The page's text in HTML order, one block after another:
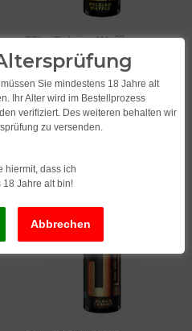
5EL - Belgian Waffle
10ml/120ml Longfill-Aroma
13,95
1.395,00 pro 1 l
Sie mindestens 18 Jahre alt
Ihr Alter wird im Bestellprozess
verifiziert. Des weiteren behalten wir
zu versenden.
hiermit, dass ich
18 Jahre alt bin!